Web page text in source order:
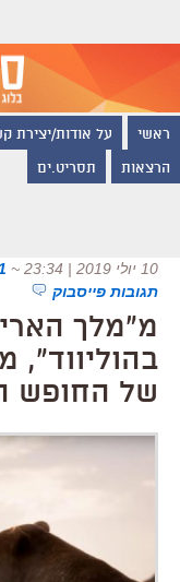
ראשי על אודות/יצירת
הרצאות תסריט.ים
10 יולי 2019 | 23:34 ~
תגובות פייסבוק
מ"מלך
בהוליווד",
של החופש